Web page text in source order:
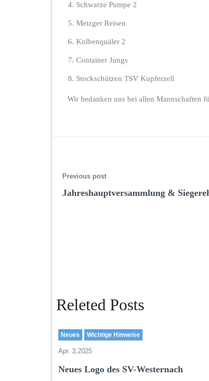
Schwarze Pumpe 2
Metzger Reisen
Kolbenquäler 2
Container Jungs
Stockschützen TSV Kupferzell
Wir bedanken uns bei allen Mannschaften
Previous post
Jahreshauptversammlung &
Releted Posts
Neues Wichtige Hinweise
Apr. 3,2025
Neues Logo des SV-Westernach